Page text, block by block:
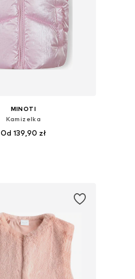
MINOTI
Kamizelka
Od 139,90 zł